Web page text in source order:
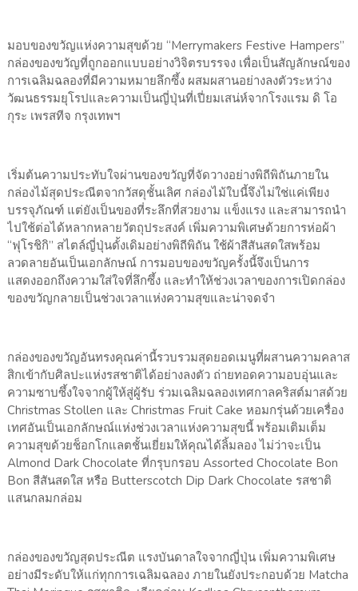
มอบของขวัญแห่งความสุขด้วย “Merrymakers Festive Hampers”
กล่องของขวัญที่ถูกออกแบบอย่างวิจิตรบรรจง เพื่อเป็นสัญลักษณ์ของ
การเฉลิมฉลองที่มีความหมายลึกซึ้ง ผสมผสานอย่างลงตัวระหว่าง
วัฒนธรรมยุโรปและความเป็นญี่ปุ่นที่เปี่ยมเสน่ห์จากโรงแรม ดิ โอ
กุระ เพรสทีจ กรุงเทพฯ
เริ่มต้นความประทับใจผ่านของขวัญที่จัดวางอย่างพิถีพิถันภายใน
กล่องไม้สุดประณีตจากวัสดุชั้นเลิศ กล่องไม้ใบนี้จึงไม่ใช่แค่เพียง
บรรจุภัณฑ์ แต่ยังเป็นของที่ระลึกที่สวยงาม แข็งแรง และสามารถนำ
ไปใช้ต่อได้หลากหลายวัตถุประสงค์ เพิ่มความพิเศษด้วยการห่อผ้า
“ฟุโรชิกิ” สไตล์ญี่ปุ่นดั้งเดิมอย่างพิถีพิถัน ใช้ผ้าสีสันสดใสพร้อม
ลวดลายอันเป็นเอกลักษณ์ การมอบของขวัญครั้งนี้จึงเป็นการ
แสดงออกถึงความใส่ใจที่ลึกซึ้ง และทำให้ช่วงเวลาของการเปิดกล่อง
ของขวัญกลายเป็นช่วงเวลาแห่งความสุขและน่าจดจำ
กล่องของขวัญอันทรงคุณค่านี้รวบรวมสุดยอดเมนูที่ผสานความคลาส
สิกเข้ากับศิลปะแห่งรสชาติได้อย่างลงตัว ถ่ายทอดความอบอุ่นและ
ความซาบซึ้งใจจากผู้ให้สู่ผู้รับ ร่วมเฉลิมฉลองเทศกาลคริสต์มาสด้วย
Christmas Stollen และ Christmas Fruit Cake หอมกรุ่นด้วยเครื่อง
เทศอันเป็นเอกลักษณ์แห่งช่วงเวลาแห่งความสุขนี้ พร้อมเติมเต็ม
ความสุขด้วยช็อกโกแลตชั้นเยี่ยมให้คุณได้ลิ้มลอง ไม่ว่าจะเป็น
Almond Dark Chocolate ที่กรุบกรอบ Assorted Chocolate Bon
Bon สีสันสดใส หรือ Butterscotch Dip Dark Chocolate รสชาติ
แสนกลมกล่อม
กล่องของขวัญสุดประณีต แรงบันดาลใจจากญี่ปุ่น เพิ่มความพิเศษ
อย่างมีระดับให้แก่ทุกการเฉลิมฉลอง ภายในยังประกอบด้วย Matcha